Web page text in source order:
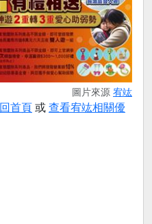
圖片來源 宥竑
回首頁 或 查看宥竑相關優